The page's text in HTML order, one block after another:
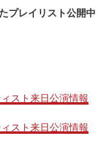
プレイリスト公開中
スト来日公演情報
スト来日公演情報